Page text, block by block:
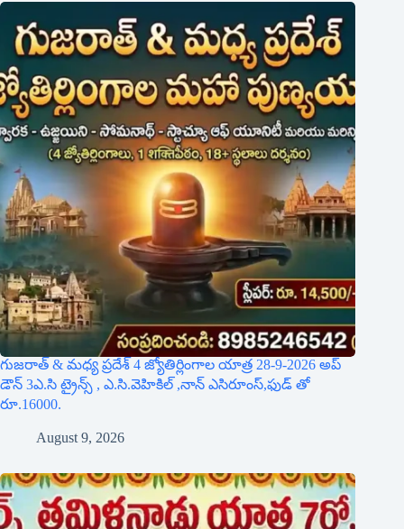
గుజరాత్ & మధ్య ప్రదేశ్ 4 జ్యోతిర్లింగాల యాత్ర 28-9-2026 అప్
డౌన్ 3ఎ.సి ట్రైన్స్ , ఎ.సి.వెహికిల్ ,నాన్ ఎసిరూంస్,ఫుడ్ తో
రూ.16000.
August 9, 2026